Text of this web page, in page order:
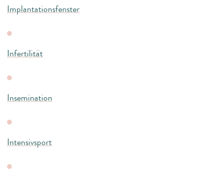
Implantationsfenster
Infertilität
Insemination
Intensivsport